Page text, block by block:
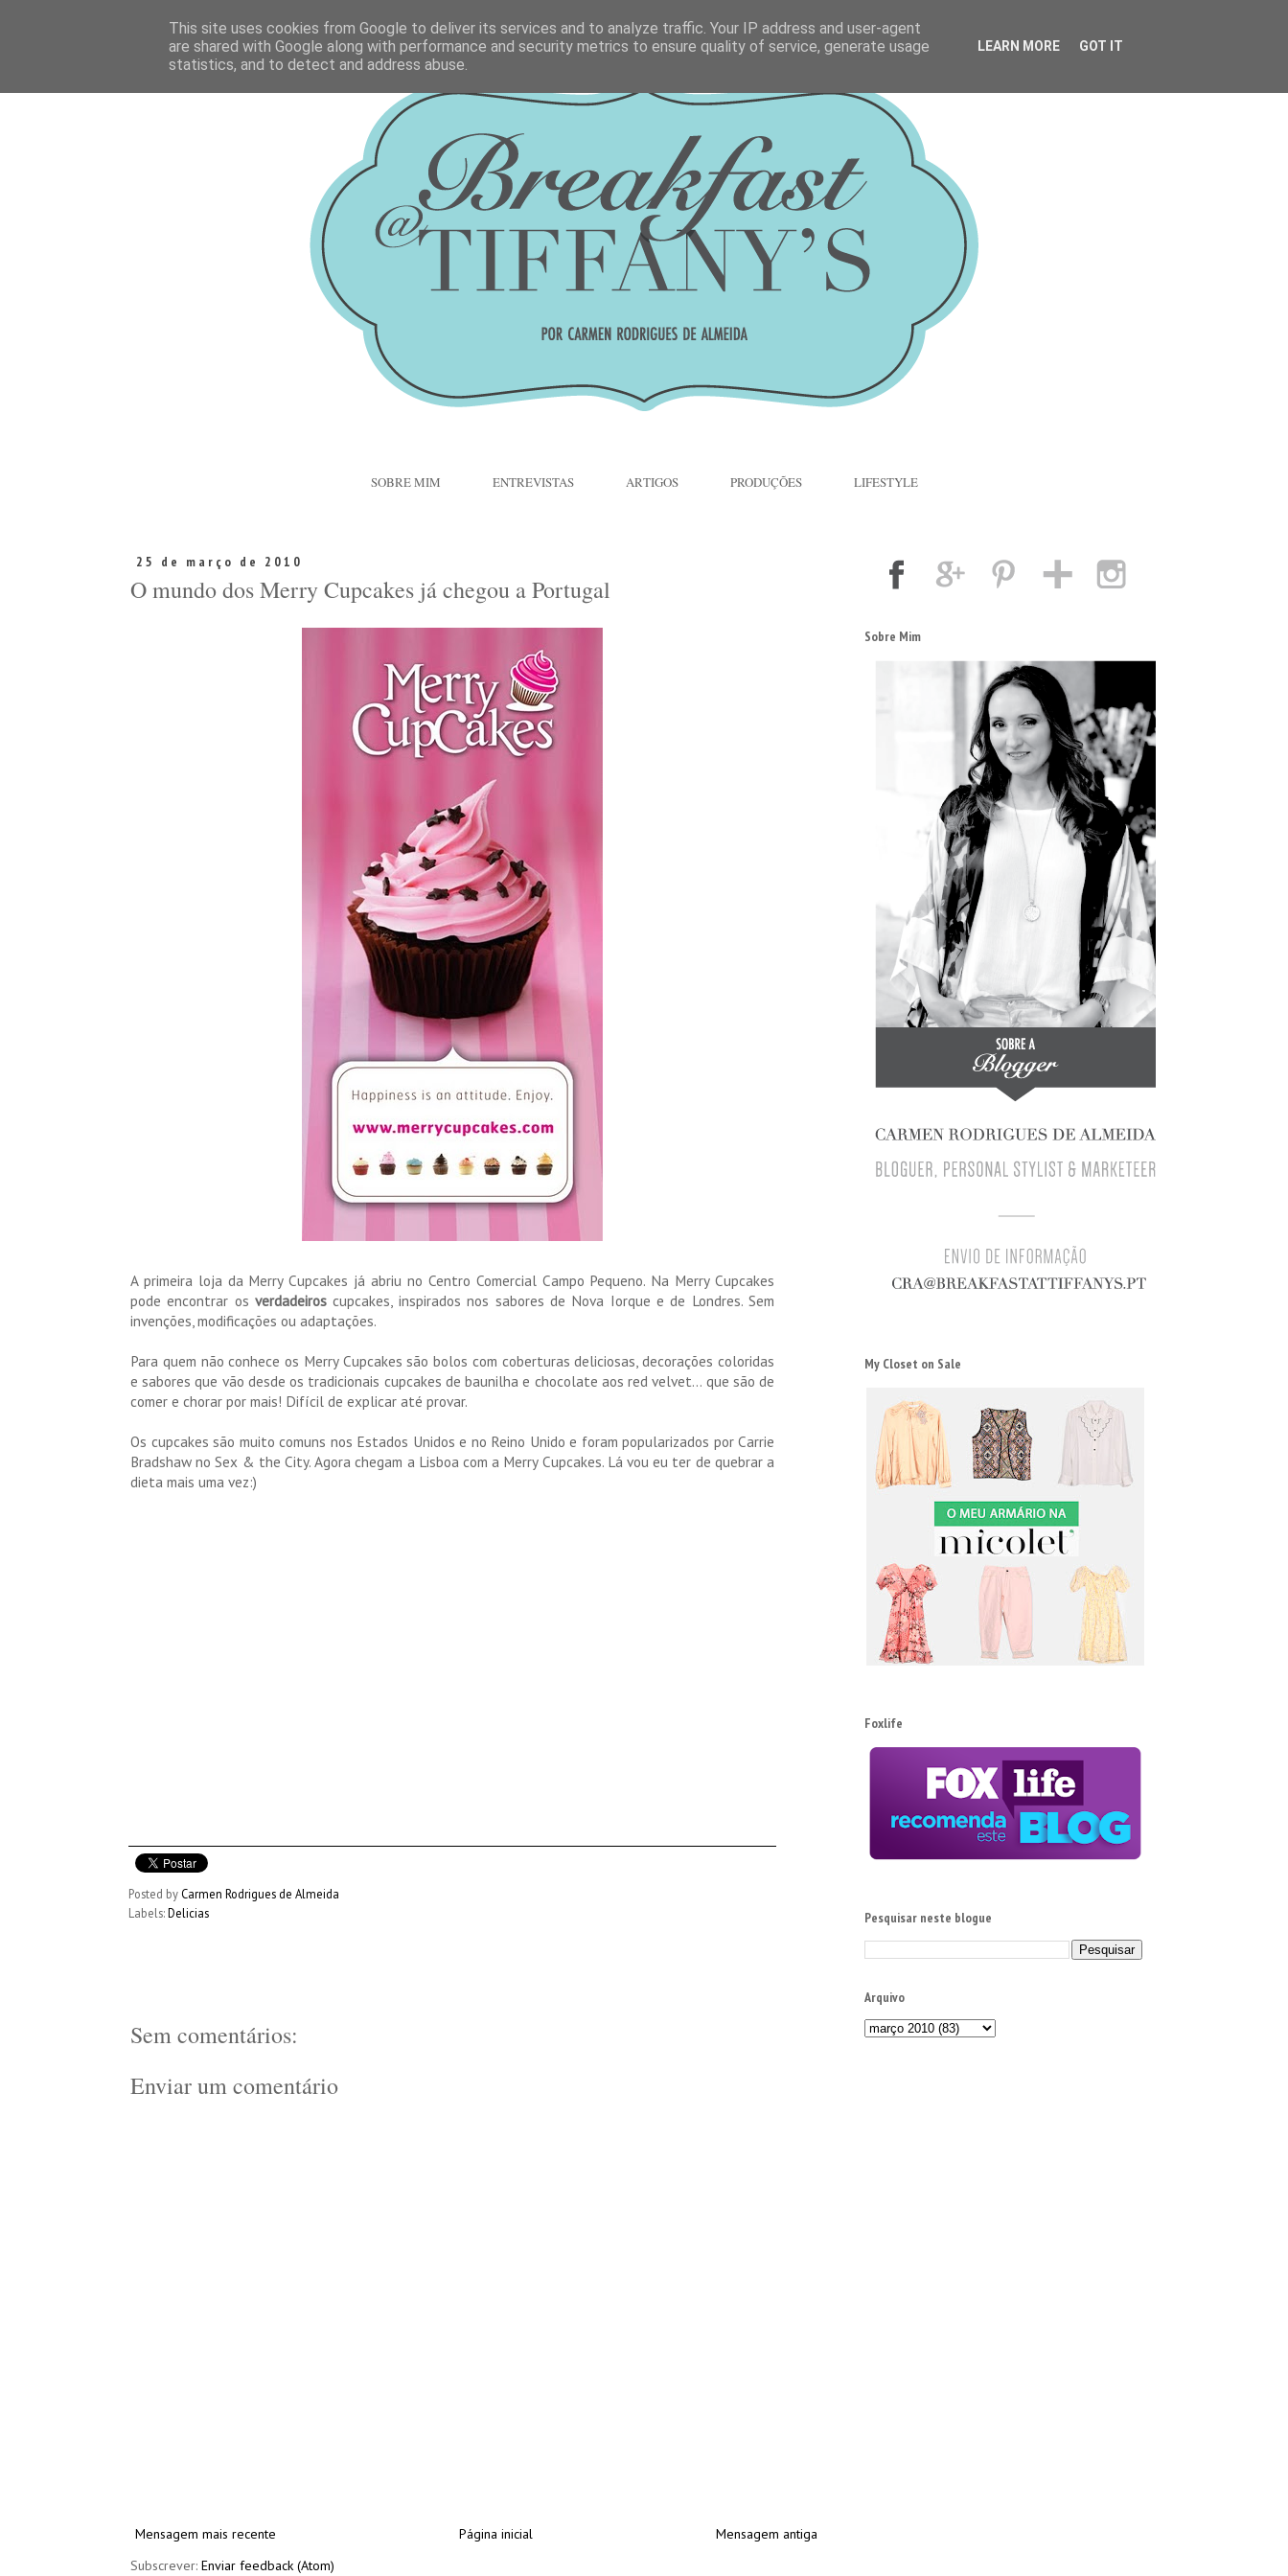
SOBRE MIM ENTREVISTAS ARTIGOS PRODUÇÕES LIFESTYLE
25 de março de 2010
O mundo dos Merry Cupcakes já chegou a Portugal
A primeira loja da Merry Cupcakes já abriu no Centro Comercial Campo Pequeno. Na Merry Cupcakes
pode encontrar osverdadeiroscupcakes, inspirados nos sabores de Nova Iorque e de Londres. Sem
invenções, modificações ou adaptações.
Para quem não conhece os Merry Cupcakes são bolos com coberturas deliciosas, decorações coloridas
e sabores que vão desde os tradicionais cupcakes de baunilha e chocolate aos red velvet... que são de
comer e chorar por mais! Difícil de explicar até provar.
Os cupcakes são muito comuns nos Estados Unidos e no Reino Unido e foram popularizados por Carrie
Bradshaw no Sex & the City. Agora chegam a Lisboa com a Merry Cupcakes. Lá vou eu ter de quebrar a
dieta mais uma vez:)
Posted by Carmen Rodrigues de Almeida
Labels:Delicias
Sem comentários:
Enviar um comentário
Mensagem mais recente Mensagem antiga
Página inicial
Subscrever: Enviar feedback (Atom)
Sobre Mim
My Closet on Sale
Foxlife
Pesquisar neste blogue
Arquivo
This site uses cookies from Google to deliver its services and to analyze traffic. Your IP address and user-agent
are shared with Google along with performance and security metrics to ensure quality of service, generate usage
statistics, and to detect and address abuse.
LEARN MORE GOT IT